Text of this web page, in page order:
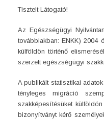
Tisztelt Látogató!
Az Egészségügyi
továbbiakban: ENKK) 2004
külföldön történő
szerzett egészségügyi
A publikált statisztikai
tényleges migráció
szakképesítésüket
bizonyítványt kérő